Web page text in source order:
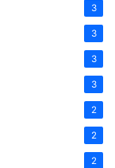
3
3
3
3
2
2
2